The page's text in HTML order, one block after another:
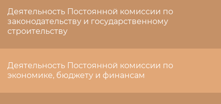
Деятельность Постоянной комиссии по
законодательству и государственному
строительству
Деятельность Постоянной комиссии по
экономике, бюджету и финансам